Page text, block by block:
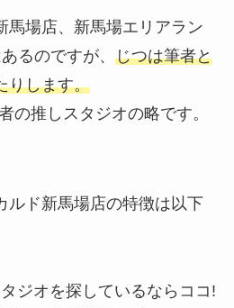
馬場店、新馬場エリアラン
るのですが、 じつは筆者と
りします。
の推しスタジオの略です。
ルド新馬場店の特徴は以下
ジオを探しているならココ!